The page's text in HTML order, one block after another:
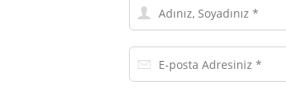
Soyadınız
E-
posta